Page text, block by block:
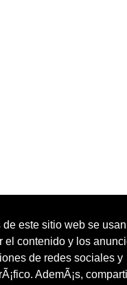
de este sitio web se
el contenido y los
de redes sociales y
AdemÃ¡s,